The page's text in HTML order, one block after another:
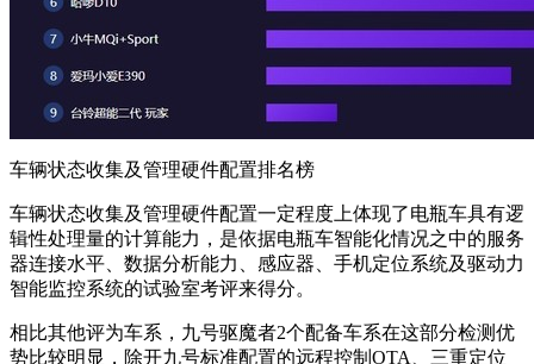
车辆状态收集及管理硬件配置排名榜
车辆状态收集及管理硬件配置一定程度上体现了电瓶车具有逻
辑性处理量的计算能力，是依据电瓶车智能化情况之中的服务
器连接水平、数据分析能力、感应器、手机定位系统及驱动力
智能监控系统的试验室考评来得分。
相比其他评为车系，九号驱魔者2个配备车系在这部分检测优
势比较明显，除开九号标准配置的远程控制OTA、三重定位